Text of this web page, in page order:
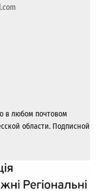
в любом почтовом
области. Подписной